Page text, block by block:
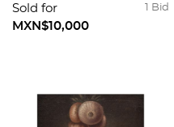
1 Bid
Sold for
MXN$10,000